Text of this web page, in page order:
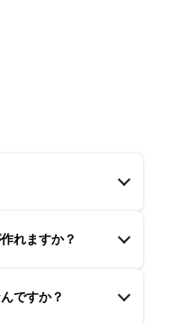
れますか？
ですか？